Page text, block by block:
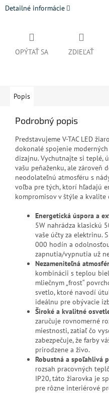
Detailné informácie
OPÝTAŤ SA ZDIEĽAŤ
Popis
Podrobný popis
Predstavujeme V-TAC LED
dokonalé spojenie
dizajnu. Vychutnajte si teplé,
vašu peňaženku, ale zároveň
neodolateľnú atmosféru s
voľba pre tých, ktorí hľadajú
kompromisov v štýle a kvalite
Energetická úspora a
5W nahrádza klasickú
vaše účty za elektrinu.
000 hodín a
zapnutia/vypnutia už
Nezameniteľná
kombinácii s teplou
mliečnym „frost“
svetlo, ktoré navodí
ideálnu pre obývacie
Široké a kvalitné
zaručuje rovnomerné
miestnosti, zatiaľ čo
zabezpečuje, že farby
prirodzene a živo.
Robustná a spoľahlivá
rozsah pracovných
IP20, táto žiarovka je
pre rôzne interiérové